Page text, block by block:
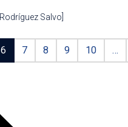
Salvo]
6 7 8 9 10 …